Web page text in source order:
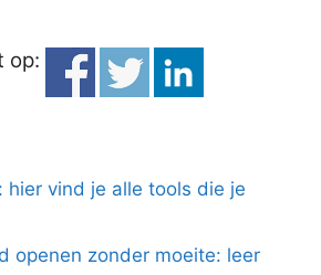
op:
hier vind je alle tools die je
openen zonder moeite: leer